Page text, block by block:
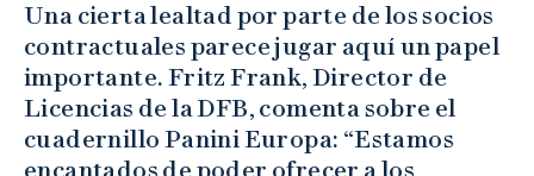
Una cierta lealtad por parte de los socios
contractuales parece jugar aquí un papel
importante. Fritz Frank, Director de
Licencias de la DFB, comenta sobre el
cuadernillo Panini Europa: “Estamos